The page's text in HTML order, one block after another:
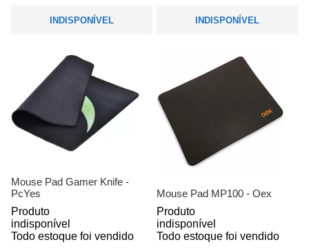
INDISPONÍVEL INDISPONÍVEL
Mouse Pad Gamer Knife -
PcYes
Produto
indisponível
Todo estoque foi vendido
Mouse Pad MP100 - Oex
Produto
indisponível
Todo estoque foi vendido